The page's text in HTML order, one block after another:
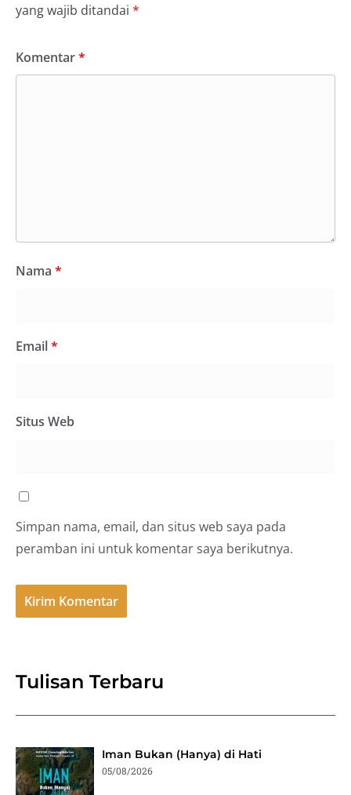
yang wajib ditandai *
Komentar*
Nama *
Email*
Situs Web
Simpan nama, email, dan situs web saya pada
peramban ini untuk komentar saya berikutnya.
Tulisan Terbaru
Iman Bukan (Hanya) di Hati
05/08/2026